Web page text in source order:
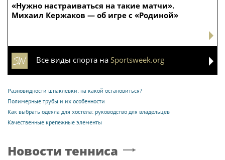
«Нужно настраиваться на такие матчи».
Михаил Кержаков — об игре с «Родиной»
Все виды спорта на Sportsweek.org
Разновидности шпаклевки: на какой остановиться?
Полимерные трубы и их особенности
Как выбрать одеяла для хостела: руководство для владельцев
Качественные крепежные элементы
Новости тенниса